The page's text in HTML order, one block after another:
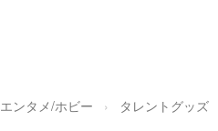
エンタメ/ホビー タレントグッズ